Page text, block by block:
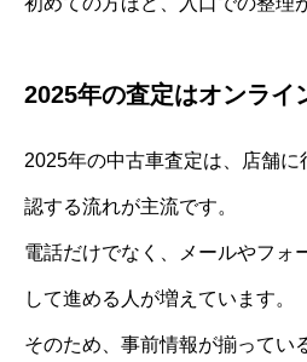
2025年の査定はオンライ
2025年の中古車査定は、店舗
認する流れが主流です。
電話だけでなく、メールやフォ
して進める人が増えています。
そのため、事前情報が揃ってい